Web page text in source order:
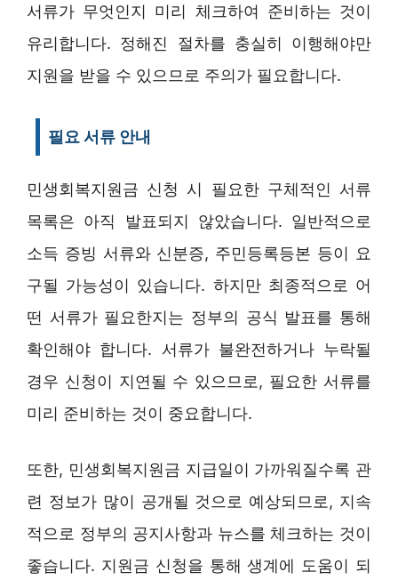
서류가 무엇인지 미리 체크하여 준비하는 것이
유리합니다. 정해진 절차를 충실히 이행해야만
지원을 받을 수 있으므로 주의가 필요합니다.
필요 서류 안내
민생회복지원금 신청 시 필요한 구체적인 서류
목록은 아직 발표되지 않았습니다. 일반적으로
소득 증빙 서류와 신분증, 주민등록등본 등이 요
구될 가능성이 있습니다. 하지만 최종적으로 어
떤 서류가 필요한지는 정부의 공식 발표를 통해
확인해야 합니다. 서류가 불완전하거나 누락될
경우 신청이 지연될 수 있으므로, 필요한 서류를
미리 준비하는 것이 중요합니다.
또한, 민생회복지원금 지급일이 가까워질수록 관
련 정보가 많이 공개될 것으로 예상되므로, 지속
적으로 정부의 공지사항과 뉴스를 체크하는 것이
좋습니다. 지원금 신청을 통해 생계에 도움이 되